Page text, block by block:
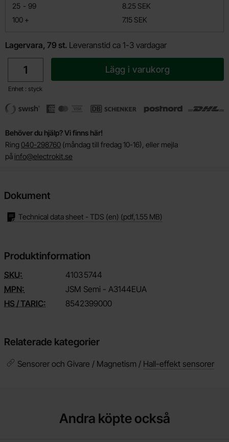
25 -
till 99
8.25 SEK
100 +
till 7.15 SEK
Lagervara, 79 st. Leveranstid ca 1-3 vardagar
Enhet : styck
Lägg i varukorg
Behöver du hjälp? Vi finns här!
Ring 040-298760 (måndag till fredag 10-16), eller mejla
på info@electrokit.se
Dokument
Technical data sheet - TDS (en) (pdf,1.55 MB)
Produktinformation
SKU: 41035744
MPN:
JSM Semi - A3144EUA
HS / TARIC:
8542399000
Relaterade kategorier
Sensorer och Givare / Magnetism / Hall-effekt sensorer
Andra köpte också